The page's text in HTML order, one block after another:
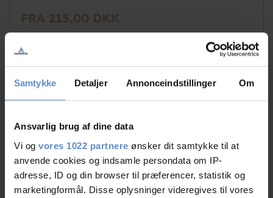
Samtykke Detaljer Annonceindstillinger Om
Ansvarlig brug af dine data
Vi og vores 1022 partnere ønsker dit samtykke til at
anvende cookies og indsamle persondata om IP-
adresse, ID og din browser til præferencer, statistik og
marketingformål. Disse oplysninger videregives til vores
FRA 215,00 DKK
See more